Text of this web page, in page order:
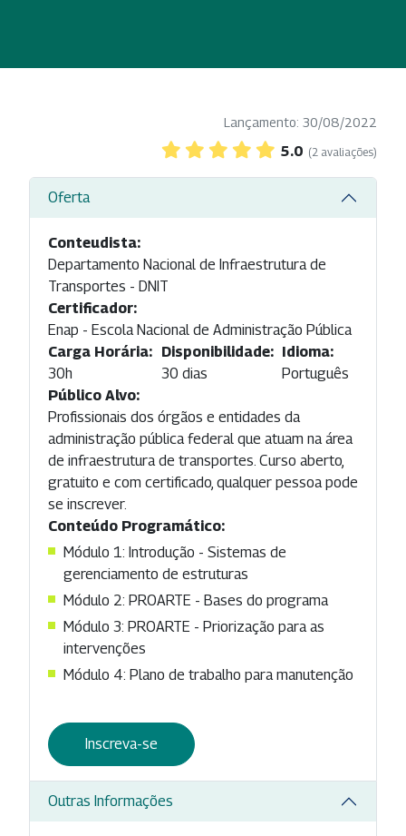
Lançamento: 30/08/2022
5.0 (2 avaliações)
Oferta
Conteudista:
Departamento Nacional de Infraestrutura de
Transportes - DNIT
Certificador:
Enap - Escola Nacional de Administração Pública
Carga Horária:
30h
Disponibilidade:
30 dias
Idioma:
Português
Público Alvo:
Profissionais dos órgãos e entidades da
administração pública federal que atuam na área
de infraestrutura de transportes. Curso aberto,
gratuito e com certificado, qualquer pessoa pode
se inscrever.
Conteúdo Programático:
Módulo 1: Introdução - Sistemas de
gerenciamento de estruturas
Módulo 2: PROARTE - Bases do programa
Módulo 3: PROARTE - Priorização para as
intervenções
Módulo 4: Plano de trabalho para manutenção
Inscreva-se
Outras Informações